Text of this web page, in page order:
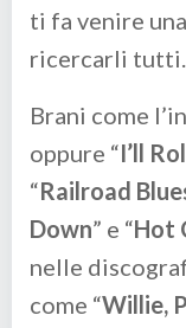
ti fa venire
ricercarli tutti.
Brani come
oppure “I’ll
“Railroad
Down” e “Hot
nelle
come “Willie,